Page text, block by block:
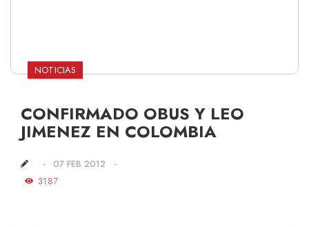
NOTICIAS
CONFIRMADO OBUS Y LEO
JIMENEZ EN COLOMBIA
07 FEB 2012
3187